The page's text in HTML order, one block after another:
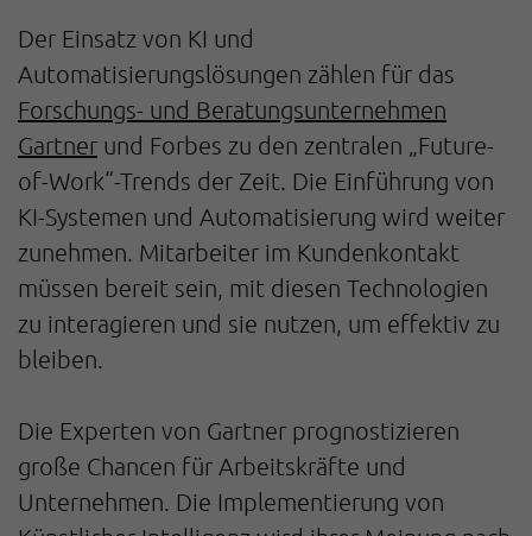
Der Einsatz von KI und
Automatisierungslösungen zählen für das
Forschungs- und Beratungsunternehmen
Gartner und Forbes zu den zentralen „Future-
of-Work“-Trends der Zeit. Die Einführung von
KI-Systemen und Automatisierung wird weiter
zunehmen. Mitarbeiter im Kundenkontakt
müssen bereit sein, mit diesen Technologien
zu interagieren und sie nutzen, um effektiv zu
bleiben.
Die Experten von Gartner prognostizieren
große Chancen für Arbeitskräfte und
Unternehmen. Die Implementierung von